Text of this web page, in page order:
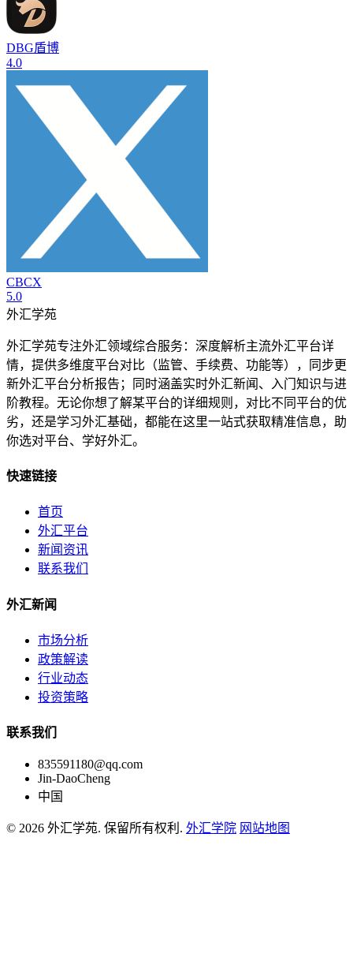
DBG盾博
4.0
CBCX
5.0
外汇学苑
外汇学苑专注外汇领域综合服务：深度解析主流外汇平台详
情，提供多维度平台对比（监管、手续费、功能等），同步更
新外汇平台分析报告；同时涵盖实时外汇新闻、入门知识与进
阶教程。无论你想了解某平台的详细规则，对比不同平台的优
劣，还是学习外汇基础，都能在这里一站式获取精准信息，助
你选对平台、学好外汇。
快速链接
首页
外汇平台
新闻资讯
联系我们
外汇新闻
市场分析
政策解读
行业动态
投资策略
联系我们
835591180@qq.com
Jin-DaoCheng
中国
© 2026 外汇学苑. 保留所有权利. 外汇学院 网站地图